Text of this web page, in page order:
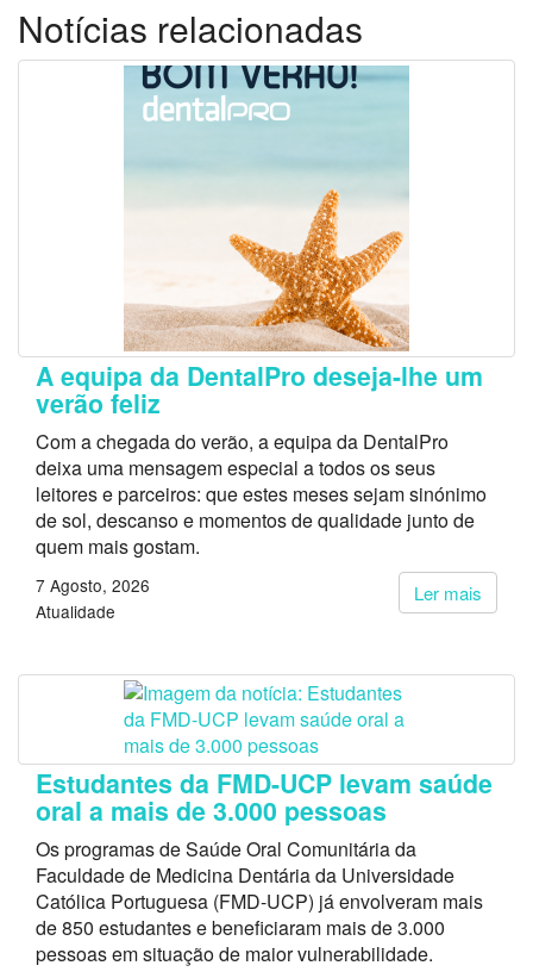
Notícias relacionadas
A equipa da DentalPro deseja-lhe um
verão feliz
Com a chegada do verão, a equipa da DentalPro
deixa uma mensagem especial a todos os seus
leitores e parceiros: que estes meses sejam sinónimo
de sol, descanso e momentos de qualidade junto de
quem mais gostam.
Ler mais
7 Agosto, 2026
Atualidade
Estudantes da FMD-UCP levam saúde
oral a mais de 3.000 pessoas
Os programas de Saúde Oral Comunitária da
Faculdade de Medicina Dentária da Universidade
Católica Portuguesa (FMD-UCP) já envolveram mais
de 850 estudantes e beneficiaram mais de 3.000
pessoas em situação de maior vulnerabilidade.